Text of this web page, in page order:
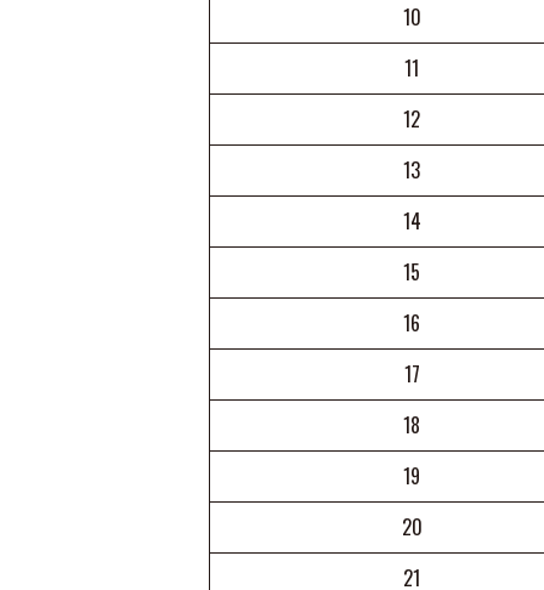
10
11
12
13
14
15
16
17
18
19
20
21